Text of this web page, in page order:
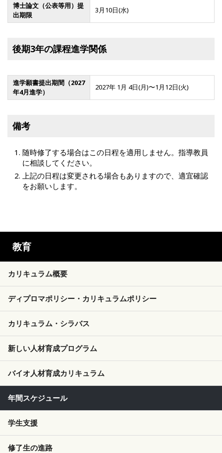
博士論文（公表等用）提
出期限
3月10日(水)
後期3年の課程進学関係
進学願書提出期間（2027
年4月進学）
2027年 1月 4日(月)〜1月12日(火)
備考
随時修了する場合はこの日程を適用しません。指導教員
に相談してください。
上記の日程は変更される場合もありますので、適宜確認
をお願いします。
教育
カリキュラム概要
ディプロマポリシー・カリキュラムポリシー
カリキュラム・シラバス
新しい人材育成プログラム
バイオ人材育成カリキュラム
年間スケジュール
学生支援
修了生の進路